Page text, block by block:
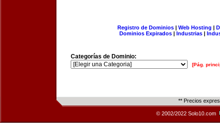
Registro de Dominios| Web Hosting |
Dominios Expirados | Industrias |
Categorías de Dominio:
[Pág.
** Precios
© 2002/2022 Solo10.com